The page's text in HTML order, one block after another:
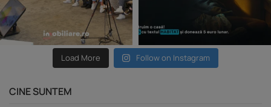
Load More Follow on Instagram
CINE SUNTEM